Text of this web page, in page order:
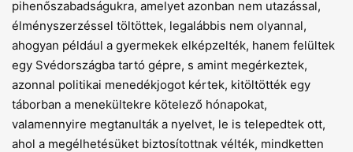
pihenőszabadságukra, amelyet azonban nem utazással,
élményszerzéssel töltöttek, legalábbis nem olyannal,
ahogyan például a gyermekek elképzelték, hanem felültek
egy Svédországba tartó gépre, s amint megérkeztek,
azonnal politikai menedékjogot kértek, kitöltötték egy
táborban a menekültekre kötelező hónapokat,
valamennyire megtanulták a nyelvet, le is telepedtek ott,
ahol a megélhetésüket biztosítottnak vélték, mindketten